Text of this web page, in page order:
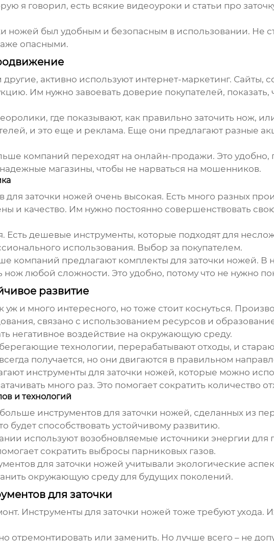
я говорил, есть всякие видеоуроки и статьи про
ножей был удобным и безопасным в использовании. Не
опасными.
активно используют интернет-маркетинг. Сайты,
Им нужно завоевать доверие покупателей, показать,
где показывают, как правильно заточить нож,
и это еще и реклама. Еще они предлагают разные
компаний переходят на онлайн-продажи. Это удобно,
магазины, чтобы не нарваться на мошенников.
заточки ножей очень высокая. Есть много разных
и качество. Им нужно постоянно совершенствовать
Есть дешевые инструменты, которые подходят для
использования. Выбор за покупателем.
компаний предлагают комплекты для заточки ножей. В
любой сложности. Это удобно, потому что не нужно
развитие
уж и много интересного, но тоже стоит коснуться.
связано с использованием ресурсов и
негативное воздействие на окружающую среду.
технологии, перерабатывают отходы, и
получается, но они двигаются в правильном
инструменты для заточки ножей, которые можно
много раз. Это помогает сократить количество
и технологий
инструментов для заточки ножей, сделанных из
способствовать устойчивому развитию.
используют возобновляемые источники энергии для
сократить выбросы парниковых газов.
для заточки ножей учитывали экологические
окружающую среду для будущих поколений.
для заточки
Инструменты для заточки ножей тоже требуют ухода.
отремонтировать или заменить. Но лучше всего – не